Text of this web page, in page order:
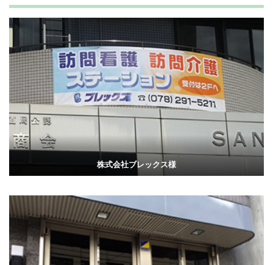
株式会社ブレックス様